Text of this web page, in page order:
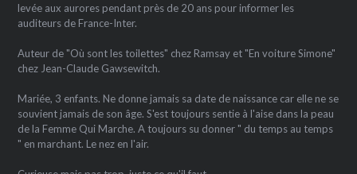
levée aux aurores pendant près de 20 ans pour informer les
auditeurs de France-Inter.
Auteur de "Où sont les toilettes" chez Ramsay et "En voiture Simone"
chez Jean-Claude Gawsewitch.
Mariée, 3 enfants. Ne donne jamais sa date de naissance car elle ne se
souvient jamais de son âge. S'est toujours sentie à l'aise dans la peau
de la Femme Qui Marche. A toujours su donner " du temps au temps
" en marchant. Le nez en l'air.